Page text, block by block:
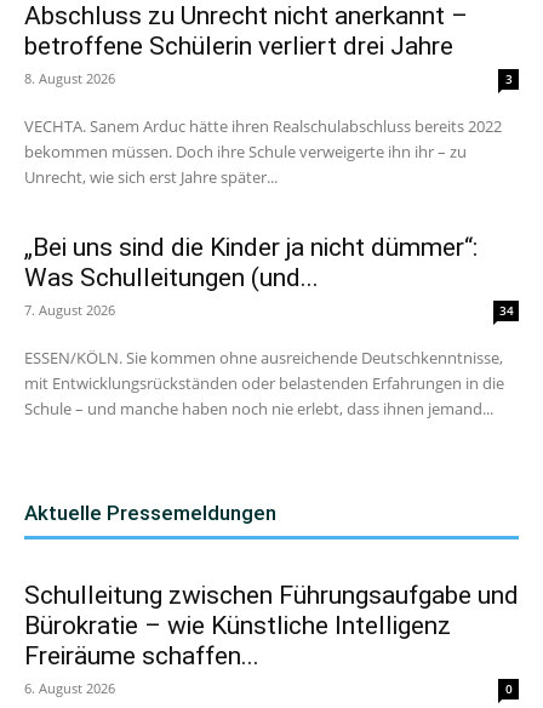
Abschluss zu Unrecht nicht anerkannt –
betroffene Schülerin verliert drei Jahre
8. August 2026 3
VECHTA. Sanem Arduc hätte ihren Realschulabschluss bereits 2022
bekommen müssen. Doch ihre Schule verweigerte ihn ihr – zu
Unrecht, wie sich erst Jahre später...
„Bei uns sind die Kinder ja nicht dümmer“:
Was Schulleitungen (und...
7. August 2026 34
ESSEN/KÖLN. Sie kommen ohne ausreichende Deutschkenntnisse,
mit Entwicklungsrückständen oder belastenden Erfahrungen in die
Schule – und manche haben noch nie erlebt, dass ihnen jemand...
Aktuelle Pressemeldungen
Schulleitung zwischen Führungsaufgabe und
Bürokratie – wie Künstliche Intelligenz
Freiräume schaffen...
6. August 2026 0